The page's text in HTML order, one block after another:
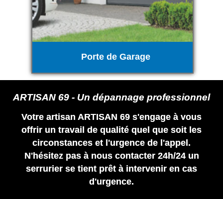
Porte de Garage
ARTISAN 69 - Un dépannage professionnel
Votre artisan ARTISAN 69 s'engage à vous
offrir un travail de qualité quel que soit les
circonstances et l'urgence de l'appel.
N'hésitez pas à nous contacter 24h/24 un
serrurier se tient prêt à intervenir en cas
d'urgence.